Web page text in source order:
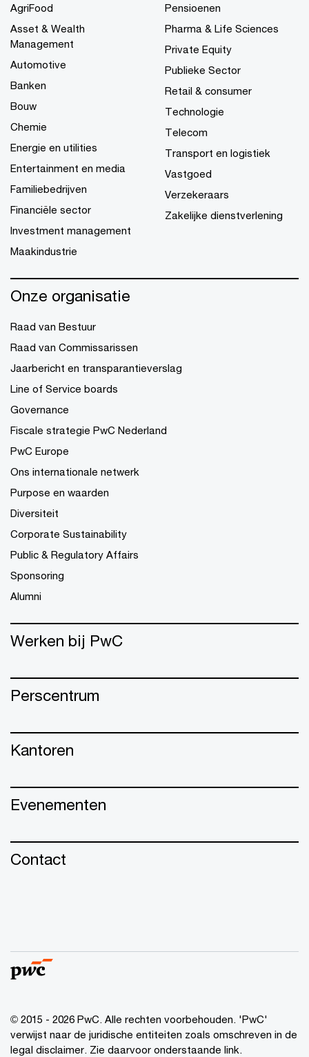
AgriFood
Asset & Wealth
Management
Automotive
Banken
Bouw
Chemie
Energie en utilities
Entertainment en media
Familiebedrijven
Financiële sector
Investment management
Maakindustrie
Pensioenen
Pharma & Life Sciences
Private Equity
Publieke Sector
Retail & consumer
Technologie
Telecom
Transport en logistiek
Vastgoed
Verzekeraars
Zakelijke dienstverlening
Onze organisatie
Raad van Bestuur
Raad van Commissarissen
Jaarbericht en transparantieverslag
Line of Service boards
Governance
Fiscale strategie PwC Nederland
PwC Europe
Ons internationale netwerk
Purpose en waarden
Diversiteit
Corporate Sustainability
Public & Regulatory Affairs
Sponsoring
Alumni
Werken bij PwC
Perscentrum
Kantoren
Evenementen
Contact
© 2015 - 2026 PwC. Alle rechten voorbehouden. 'PwC'
verwijst naar de juridische entiteiten zoals omschreven in de
legal disclaimer. Zie daarvoor onderstaande link.